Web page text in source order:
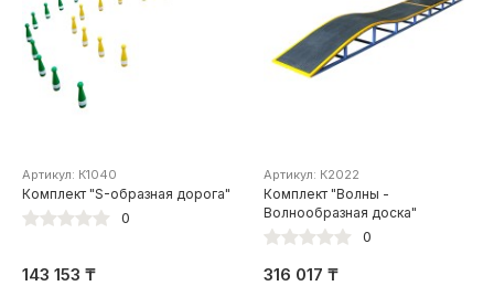
Артикул: К1040
Комплект "S-образная дорога"
0
143 153 ₸
Артикул: К2022
Комплект "Волны -
Волнообразная доска"
0
316 017 ₸